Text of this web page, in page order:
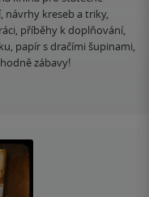
kreseb a triky,
příběhy k doplňování,
papír s dračími šupinami,
zábavy!